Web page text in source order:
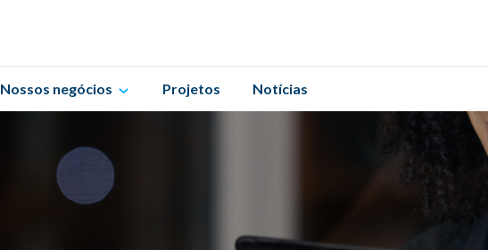
Nossos negócios Projetos Notícias